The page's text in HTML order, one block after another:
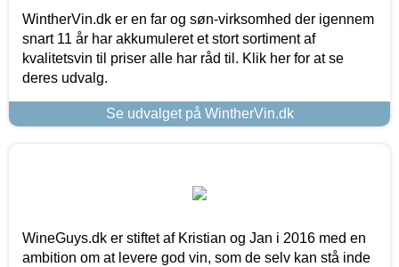
WintherVin.dk er en far og søn-virksomhed der igennem
snart 11 år har akkumuleret et stort sortiment af
kvalitetsvin til priser alle har råd til. Klik her for at se
deres udvalg.
Se udvalget på WintherVin.dk
WineGuys.dk er stiftet af Kristian og Jan i 2016 med en
ambition om at levere god vin, som de selv kan stå inde